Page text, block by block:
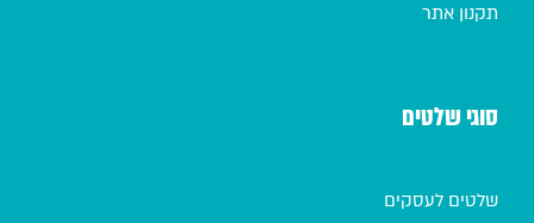
תקנון אתר
סוגי שלטים
שלטים לעסקים